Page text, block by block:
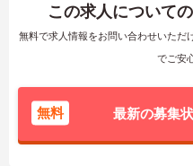
この求人について
無料で求人情報をお問い合わせいただ
でご安
無料 最新の募集